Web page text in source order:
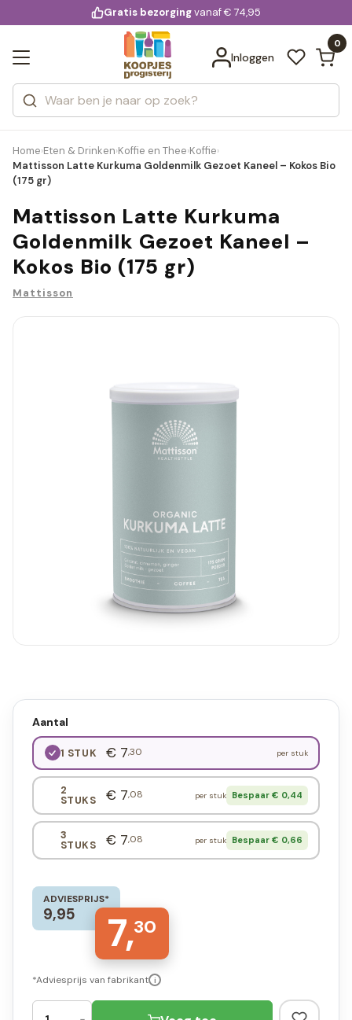
voor 20:00 uur besteld
Gratis bezorgingvanaf € 74,95
Inloggen
0
Zoeken
Categorieën
Merken
Bekijk alle resultaten
Home›Eten & Drinken›Koffie en Thee›Koffie›
Mattisson Latte Kurkuma Goldenmilk Gezoet Kaneel – Kokos Bio
(175 gr)
Mattisson Latte Kurkuma
Goldenmilk Gezoet Kaneel –
Kokos Bio (175 gr)
Mattisson
Aantal
1 STUK € 7,30 per stuk
2
STUKS € 7,08 per stuk Bespaar € 0,44
3
STUKS € 7,08 per stuk Bespaar € 0,66
ADVIESPRIJS*
9,95 7,30
*Adviesprijs van fabrikant i